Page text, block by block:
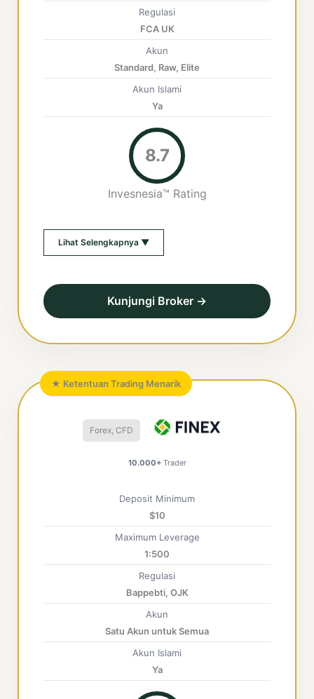
Regulasi
FCA UK
Akun
Standard, Raw, Elite
Akun Islami
Ya
8.7
Invesnesia™ Rating
Lihat Selengkapnya ▼
Kunjungi Broker →
★ Ketentuan Trading Menarik
Forex, CFD
10.000+Trader
Deposit Minimum
$10
Maximum Leverage
1:500
Regulasi
Bappebti, OJK
Akun
Satu Akun untuk Semua
Akun Islami
Ya